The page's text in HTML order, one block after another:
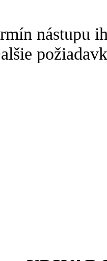
nástupu